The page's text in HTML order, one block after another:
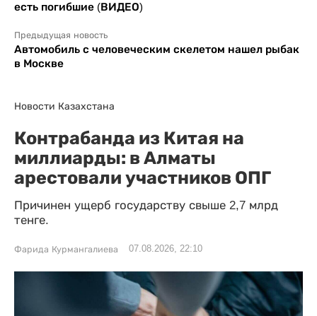
есть погибшие (ВИДЕО)
Предыдущая новость
Автомобиль с человеческим скелетом нашел рыбак
в Москве
Новости Казахстана
Контрабанда из Китая на
миллиарды: в Алматы
арестовали участников ОПГ
Причинен ущерб государству свыше 2,7 млрд
тенге.
Фарида Курмангалиева 07.08.2026, 22:10